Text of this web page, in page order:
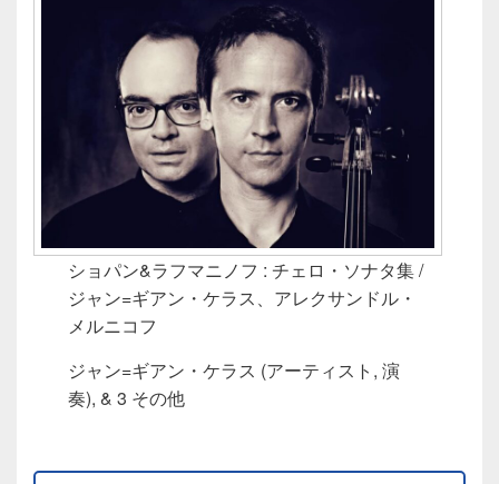
ショパン&ラフマニノフ : チェロ・ソナタ集 /
ジャン=ギアン・ケラス、アレクサンドル・
メルニコフ
ジャン=ギアン・ケラス (アーティスト, 演
奏), & 3 その他